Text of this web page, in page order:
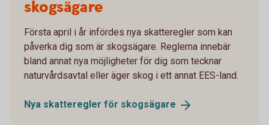
skogsägare
Första april i år infördes nya skatteregler som kan
påverka dig som är skogsägare. Reglerna innebär
bland annat nya möjligheter för dig som tecknar
naturvårdsavtal eller äger skog i ett annat EES-land.
Nya skatteregler för skogsägare